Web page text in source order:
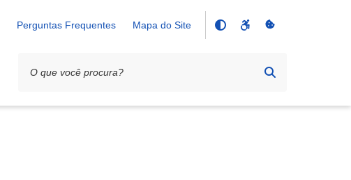
Perguntas Frequentes Mapa do Site